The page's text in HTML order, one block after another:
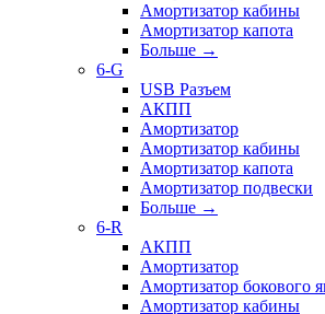
Амортизатор кабины
Амортизатор капота
Больше →
6-G
USB Разъем
АКПП
Амортизатор
Амортизатор кабины
Амортизатор капота
Амортизатор подвески
Больше →
6-R
АКПП
Амортизатор
Амортизатор бокового
Амортизатор кабины